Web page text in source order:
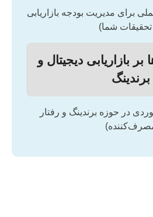
برای مدیریت بودجه بازاریابی
تحقیقات شما)
بر بازاریابی دیجیتال و
برندینگ
در حوزه برندینگ و رفتار